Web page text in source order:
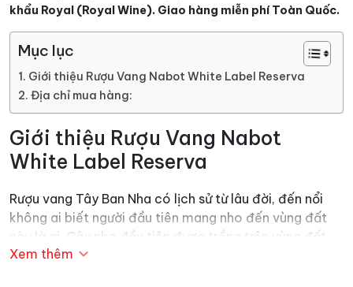
khẩu Royal (Royal Wine). Giao hàng miễn phí Toàn Quốc.
Mục lục
Giới thiệu Rượu Vang Nabot White Label Reserva
Địa chỉ mua hàng:
Giới thiệu Rượu Vang Nabot
White Label Reserva
Rượu vang Tây Ban Nha có lịch sử từ lâu đời, đến nổi
không ai biết người đầu tiên mang nho đến vùng đất
này là ai. Cây nho đầu tiên được trồng trên vùng đất
này khoảng từ 4000 – 3000 năm TCN. Nghề trồng nho
Xem thêm